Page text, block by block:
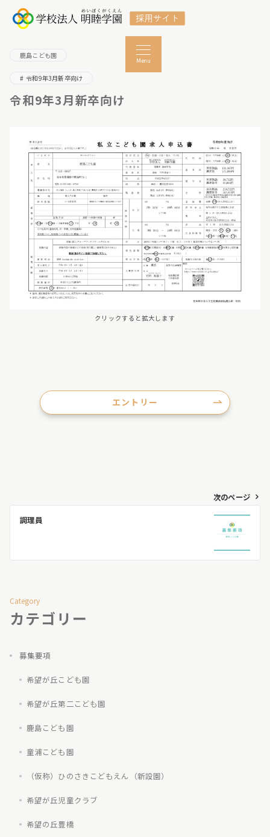
Menu
鹿島こども園
令和9年3月新卒向け
令和9年3月新卒向け
クリックすると拡大します
エントリー
稿
ビ
ー
シ
ョ
ン
次のページ
調理員
Category
カテゴリー
募集要項
希望が丘こども園
希望が丘第二こども園
鹿島こども園
童浦こども園
（仮称）ひのさきこどもえん（新設園）
希望が丘児童クラブ
希望の丘豊橋